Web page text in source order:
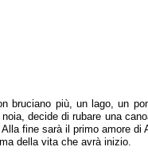
bruciano più, un lago, un
decide di rubare una
fine sarà il primo amore di
della vita che avrà inizio.